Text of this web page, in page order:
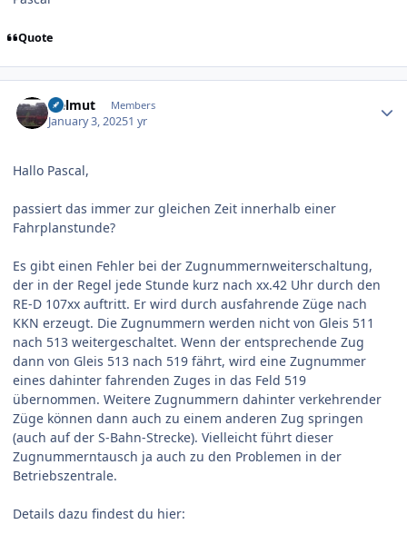
Quote
Helmut Members
January 3, 20251 yr
Hallo Pascal,
passiert das immer zur gleichen Zeit innerhalb einer
Fahrplanstunde?
Es gibt einen Fehler bei der Zugnummernweiterschaltung,
der in der Regel jede Stunde kurz nach xx.42 Uhr durch den
RE-D 107xx auftritt. Er wird durch ausfahrende Züge nach
KKN erzeugt. Die Zugnummern werden nicht von Gleis 511
nach 513 weitergeschaltet. Wenn der entsprechende Zug
dann von Gleis 513 nach 519 fährt, wird eine Zugnummer
eines dahinter fahrenden Zuges in das Feld 519
übernommen. Weitere Zugnummern dahinter verkehrender
Züge können dann auch zu einem anderen Zug springen
(auch auf der S-Bahn-Strecke). Vielleicht führt dieser
Zugnummerntausch ja auch zu den Problemen in der
Betriebszentrale.
Details dazu findest du hier: